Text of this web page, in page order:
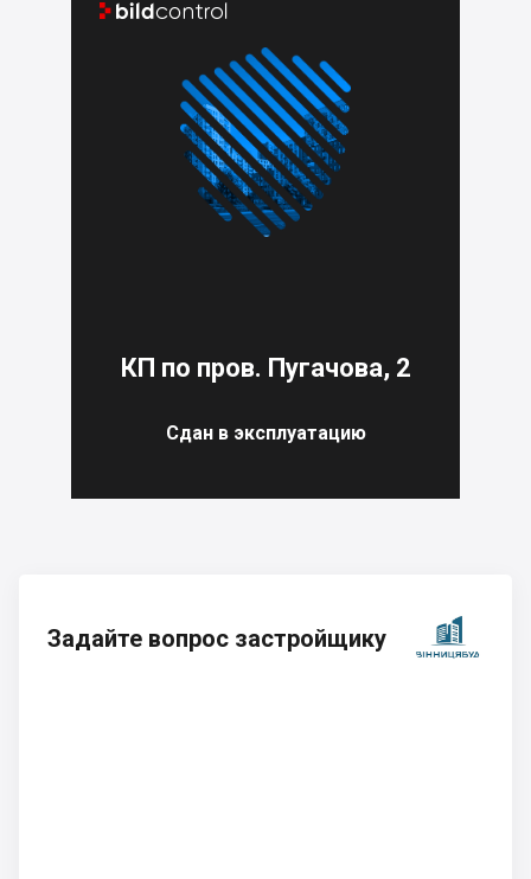
 
КП по пров. Пугачова, 2
Сдан в эксплуатацию
Задайте вопрос застройщику